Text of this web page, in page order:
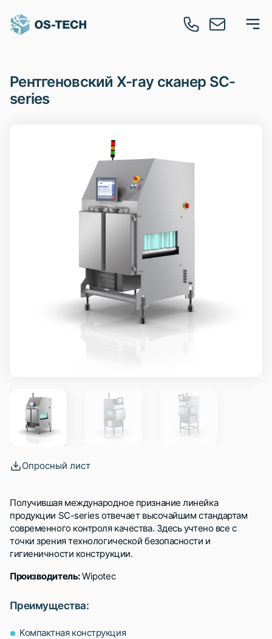
Рентгеновский X-ray сканер SC-
series
Опросный лист
Получившая международное признание линейка
продукции SC-series отвечает высочайшим стандартам
современного контроля качества. Здесь учтено все с
точки зрения технологической безопасности и
гигиеничности конструкции.
Производитель:Wipotec
Преимущества:
Компактная конструкция